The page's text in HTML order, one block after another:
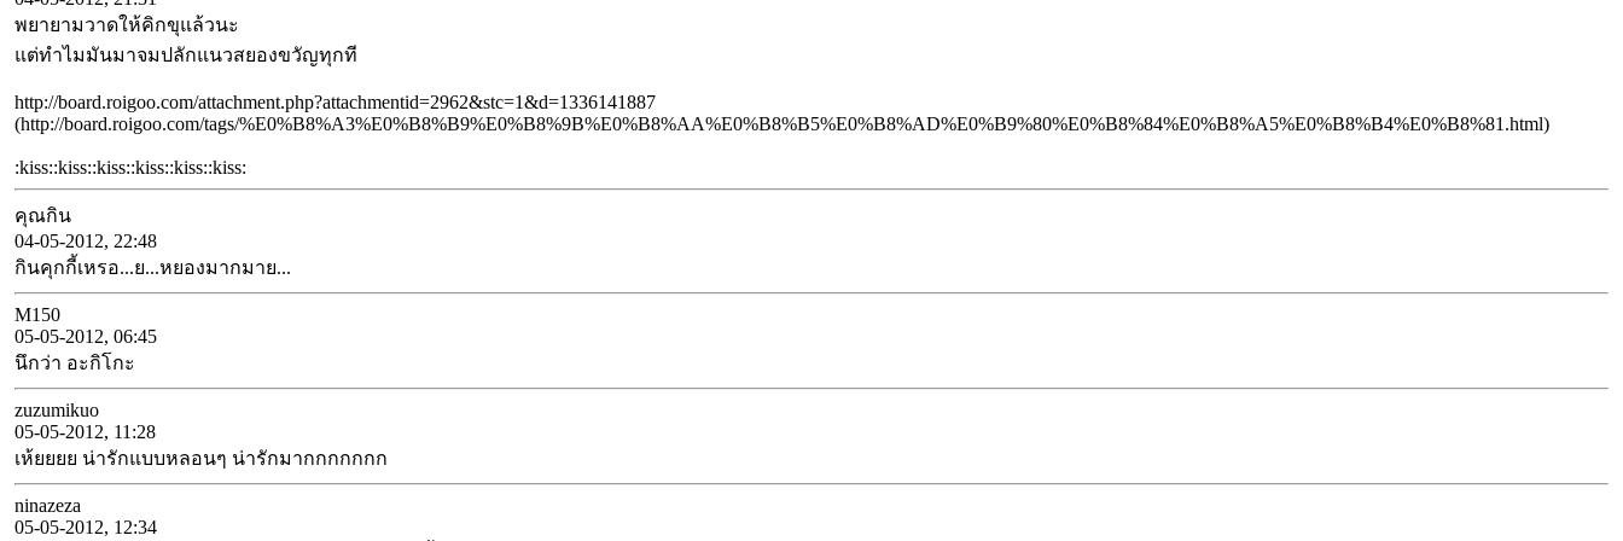
พยายามวาดให้คิกขุแล้วนะ
แต่ทำไมมันมาจมปลักแนวสยองขวัญทุกที
http://board.roigoo.com/attachment.php?attachmentid=2962&stc=1&d=1336141887
(http://board.roigoo.com/tags/%E0%B8%A3%E0%B8%B9%E0%B8%9B%E0%B8%AA%E0%B8%B5%E0%B8%AD%E0%B9%80%E0%B8%84%E0%B8%A5%E0%B8%B4%E0%B8%81.html)
:kiss::kiss::kiss::kiss::kiss::kiss:
คุณกิน
04-05-2012, 22:48
กินคุกกี้เหรอ...ย...หยองมากมาย...
M150
05-05-2012, 06:45
นึกว่า อะกิโกะ
zuzumikuo
05-05-2012, 11:28
เห้ยยยย น่ารักแบบหลอนๆ น่ารักมากกกกกกก
ninazeza
05-05-2012, 12:34